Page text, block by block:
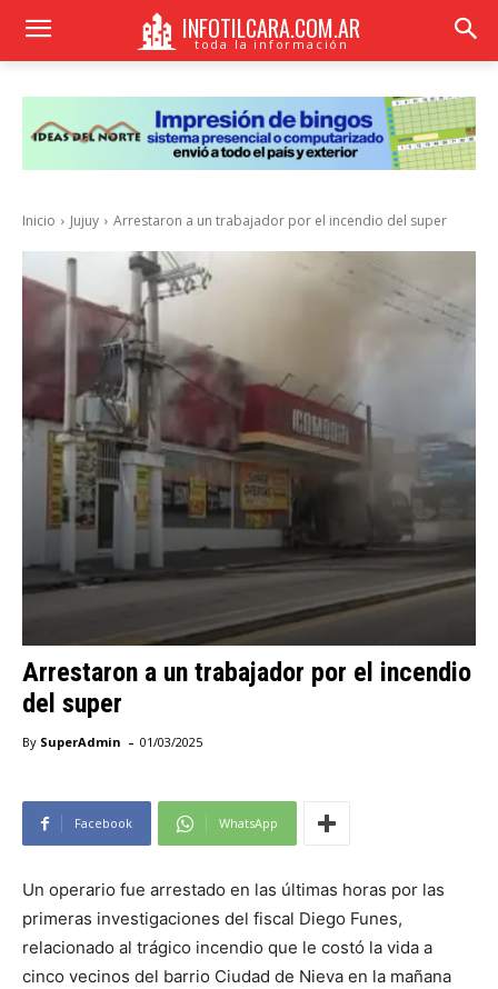
INFOTILCARA.COM.AR
toda la información
Inicio Jujuy Arrestaron a un trabajador por el incendio del super
Arrestaron a un trabajador por el incendio
del super
By SuperAdmin - 01/03/2025
Facebook WhatsApp
Un operario fue arrestado en las últimas horas por las
primeras investigaciones del fiscal Diego Funes,
relacionado al trágico incendio que le costó la vida a
cinco vecinos del barrio Ciudad de Nieva en la mañana